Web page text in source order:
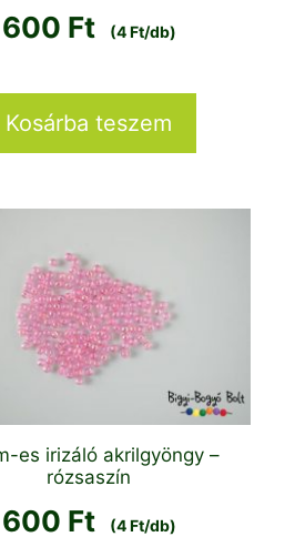
600 Ft (4 Ft/db)
Kosárba teszem
es irizáló akrilgyöngy –
rózsaszín
600 Ft (4 Ft/db)